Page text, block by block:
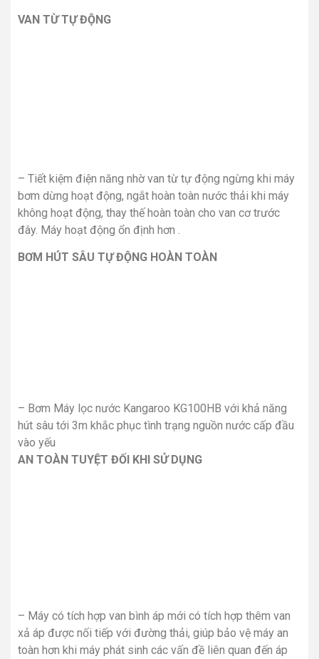
VAN TỪ TỰ ĐỘNG
– Tiết kiệm điện năng nhờ van từ tự động ngừng khi máy
bơm dừng hoạt động, ngắt hoàn toàn nước thải khi máy
không hoạt động, thay thế hoàn toàn cho van cơ trước
đây. Máy hoạt động ổn định hơn .
BƠM HÚT SÂU TỰ ĐỘNG HOÀN TOÀN
– Bơm Máy lọc nước Kangaroo KG100HB với khả năng
hút sâu tới 3m khắc phục tình trạng nguồn nước cấp đầu
vào yếu
AN TOÀN TUYỆT ĐỐI KHI SỬ DỤNG
– Máy có tích hợp van bình áp mới có tích hợp thêm van
xả áp được nối tiếp với đường thải, giúp bảo vệ máy an
toàn hơn khi máy phát sinh các vấn đề liên quan đến áp